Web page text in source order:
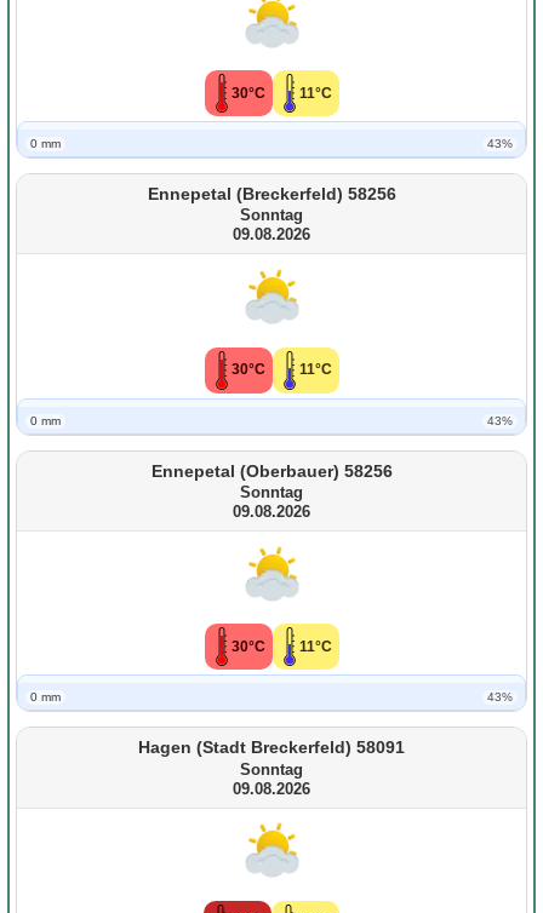
30°C 11°C
0 mm 43%
Ennepetal (Breckerfeld) 58256
Sonntag
09.08.2026
30°C 11°C
0 mm 43%
Ennepetal (Oberbauer) 58256
Sonntag
09.08.2026
30°C 11°C
0 mm 43%
Hagen (Stadt Breckerfeld) 58091
Sonntag
09.08.2026